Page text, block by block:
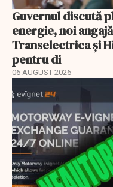
Guvernul discută
energie, noi
Transelectrica și
pentru di
06 AUGUST 2026